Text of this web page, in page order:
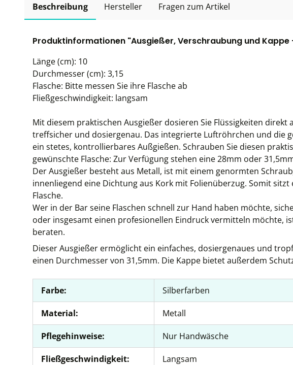
Beschreibung Hersteller Fragen zum Artikel
Produktinformationen "Ausgießer, Verschraubung und Kappe
Länge (cm): 10
Durchmesser (cm): 3,15
Flasche: Bitte messen Sie ihre Flasche ab
Fließgeschwindigkeit: langsam
Mit diesem praktischen Ausgießer dosieren Sie Flüssigkeiten direkt
treffsicher und dosiergenau. Das integrierte Luftröhrchen und die
ein stetes, kontrollierbares Außgießen. Schrauben Sie diesen
gewünschte Flasche: Zur Verfügung stehen eine 28mm oder
Der Ausgießer besteht aus Metall, ist mit einem genormten
innenliegend eine Dichtung aus Kork mit Folienüberzug. Somit
Flasche.
Wer in der Bar seine Flaschen schnell zur Hand haben möchte,
oder insgesamt einen profesionellen Eindruck vermitteln möchte,
beraten.
Dieser Ausgießer ermöglicht ein einfaches, dosiergenaues und
einen Durchmesser von 31,5mm. Die Kappe bietet außerdem
Farbe: Silberfarben
Material: Metall
Pflegehinweise: Nur Handwäsche
Fließgeschwindigkeit: Langsam